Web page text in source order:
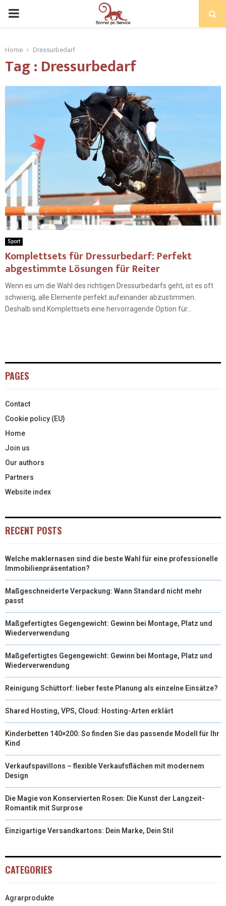
Home Dressurbedarf
Tag : Dressurbedarf
Sport
Komplettsets für Dressurbedarf: Perfekt
abgestimmte Lösungen für Reiter
Wenn es um die Wahl des richtigen Dressurbedarfs geht, ist es oft
schwierig, alle Elemente perfekt aufeinander abzustimmen.
Deshalb sind Komplettsets eine hervorragende Option für...
PAGES
Contact
Cookie policy (EU)
Home
Join us
Our authors
Partners
Website index
RECENT POSTS
Welche maklernasen sind die beste Wahl für eine professionelle
Immobilienpräsentation?
Maßgeschneiderte Verpackung: Wann Standard nicht mehr
passt
Maßgefertigtes Gegengewicht: Gewinn bei Montage, Platz und
Wiederverwendung
Maßgefertigtes Gegengewicht: Gewinn bei Montage, Platz und
Wiederverwendung
Reinigung Schüttorf: lieber feste Planung als einzelne Einsätze?
Shared Hosting, VPS, Cloud: Hosting-Arten erklärt
Kinderbetten 140×200: So finden Sie das passende Modell für Ihr
Kind
Verkaufspavillons – flexible Verkaufsflächen mit modernem
Design
Die Magie von Konservierten Rosen: Die Kunst der Langzeit-
Romantik mit Surprose
Einzigartige Versandkartons: Dein Marke, Dein Stil
CATEGORIES
Agrarprodukte